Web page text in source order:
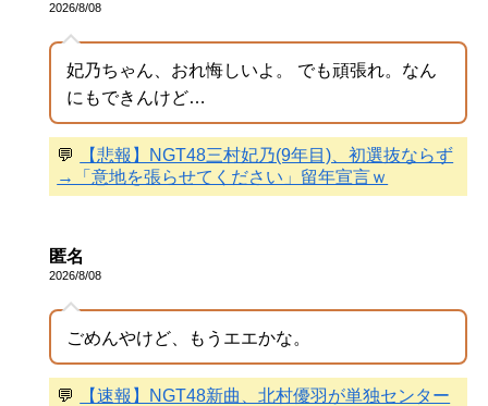
2026/8/08
妃乃ちゃん、おれ悔しいよ。 でも頑張れ。なん
にもできんけど…
💬
【悲報】NGT48三村妃乃(9年目)、初選抜ならず
→「意地を張らせてください」留年宣言ｗ
匿名
2026/8/08
ごめんやけど、もうエエかな。
💬
【速報】NGT48新曲、北村優羽が単独センター